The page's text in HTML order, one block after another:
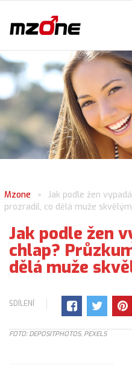
Mzone >
Jak podle žen
prozradil, co dělá muže
Jak podle žen
chlap?
dělá muže
SDÍLENÍ
FOTO: DEPOSITPHOTOS, PEXELS